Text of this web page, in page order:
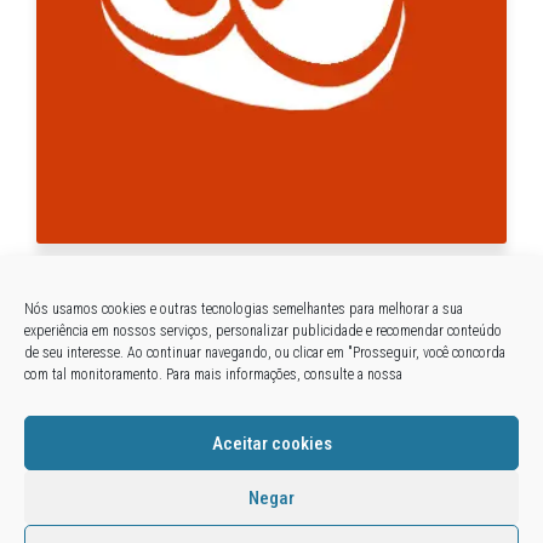
Nós usamos cookies e outras tecnologias semelhantes para melhorar a sua
experiência em nossos serviços, personalizar publicidade e recomendar conteúdo
de seu interesse. Ao continuar navegando, ou clicar em "Prosseguir, você concorda
com tal monitoramento. Para mais informações, consulte a nossa
Aceitar cookies
Negar
2 de maio de 2016 Por CLEBER ALMEIDA
Se a sua comunicação apresenta um conceito mais
divertido, é interessante definir uma voz que combine com
seus personagens ou mesmo com a narrativa proposta.
Ouça alguns exemplos:
Orgulhosamente mantido comWordPress|Tema:Envo